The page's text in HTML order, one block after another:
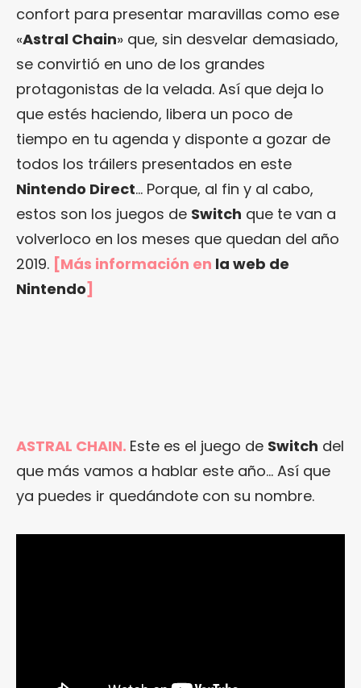
confort para presentar maravillas como ese
«Astral Chain» que, sin desvelar demasiado,
se convirtió en uno de los grandes
protagonistas de la velada. Así que deja lo
que estés haciendo, libera un poco de
tiempo en tu agenda y disponte a gozar de
todos los tráilers presentados en este
Nintendo Direct… Porque, al fin y al cabo,
estos son los juegos de Switch que te van a
volverloco en los meses que quedan del año
2019. [Más información en la web de
Nintendo]
ASTRAL CHAIN. Este es el juego de Switch del
que más vamos a hablar este año… Así que
ya puedes ir quedándote con su nombre.